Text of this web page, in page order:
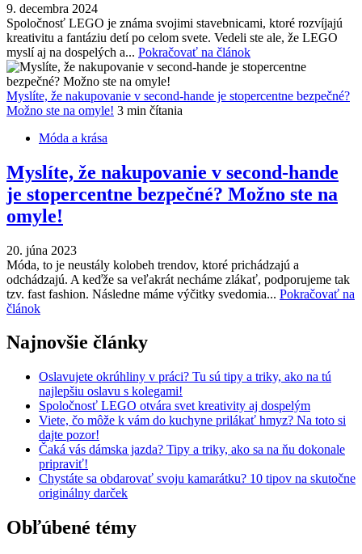
9. decembra 2024
Spoločnosť LEGO je známa svojimi stavebnicami, ktoré rozvíjajú
kreativitu a fantáziu detí po celom svete. Vedeli ste ale, že LEGO
myslí aj na dospelých a... Pokračovať na článok
Myslíte, že nakupovanie v second-hande je stopercentne bezpečné?
Možno ste na omyle! 3 min čítania
Móda a krása
Myslíte, že nakupovanie v second-hande
je stopercentne bezpečné? Možno ste na
omyle!
20. júna 2023
Móda, to je neustály kolobeh trendov, ktoré prichádzajú a
odchádzajú. A keďže sa veľakrát necháme zlákať, podporujeme tak
tzv. fast fashion. Následne máme výčitky svedomia... Pokračovať na
článok
Najnovšie články
Oslavujete okrúhliny v práci? Tu sú tipy a triky, ako na tú
najlepšiu oslavu s kolegami!
Spoločnosť LEGO otvára svet kreativity aj dospelým
Viete, čo môže k vám do kuchyne prilákať hmyz? Na toto si
dajte pozor!
Čaká vás dámska jazda? Tipy a triky, ako sa na ňu dokonale
pripraviť!
Chystáte sa obdarovať svoju kamarátku? 10 tipov na skutočne
originálny darček
Obľúbené témy